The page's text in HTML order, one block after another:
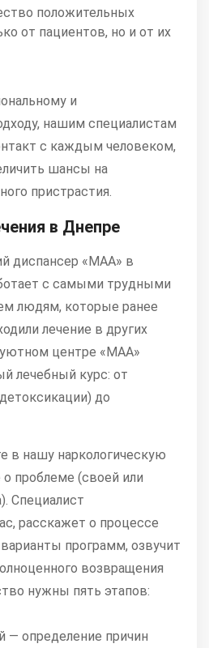
положительных
от пациентов, но и от их
и
нашим специалистам
с каждым человеком,
шансы на
пристрастия.
в Днепре
диспансер «МАА» в
с самыми трудными
людям, которые ранее
лечение в других
центре «МАА»
лечебный курс: от
до
в нашу наркологическую
проблеме (своей или
Специалист
расскажет о процессе
программ, озвучит
возвращения
нужны пять этапов:
— определение причин